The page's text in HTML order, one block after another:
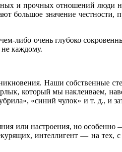
и прочных отношений люди
значение честности,
очень глубоко
каждому.
Наши собственные
который мы наклеиваем,
«синий чулок» и т. д., и
или настроения, но
интеллигент — на тех,